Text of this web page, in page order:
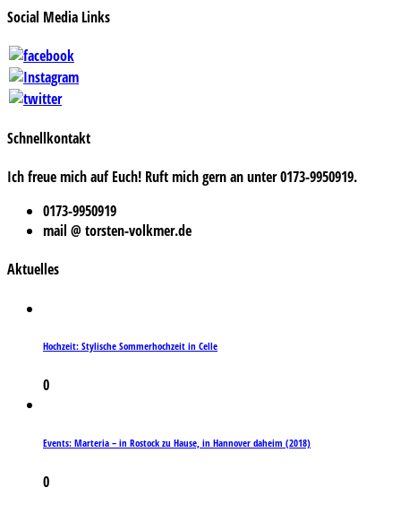
Social Media Links
Schnellkontakt
Ich freue mich auf Euch! Ruft mich gern an unter 0173-9950919.
0173-9950919
mail @ torsten-volkmer.de
Aktuelles
Hochzeit: Stylische Sommerhochzeit in Celle
0
Events: Marteria – in Rostock zu Hause, in Hannover daheim (2018)
0